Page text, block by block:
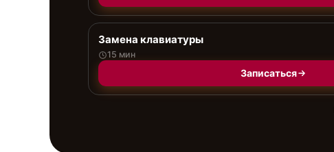
Замена клавиатуры
15 мин
Записаться